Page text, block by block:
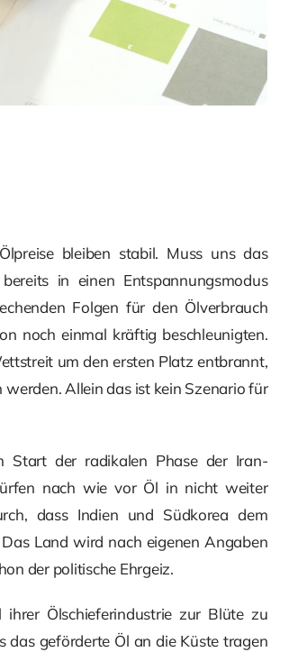
bleiben stabil. Muss uns das
in einen Entspannungsmodus
Folgen für den Ölverbrauch
noch einmal kräftig beschleunigten.
um den ersten Platz entbrannt,
Allein das ist kein Szenario für
Start der radikalen Phase der Iran-
nach wie vor Öl in nicht weiter
dass Indien und Südkorea dem
Land wird nach eigenen Angaben
der politische Ehrgeiz.
Ölschieferindustrie zur Blüte zu
das geförderte Öl an die Küste tragen